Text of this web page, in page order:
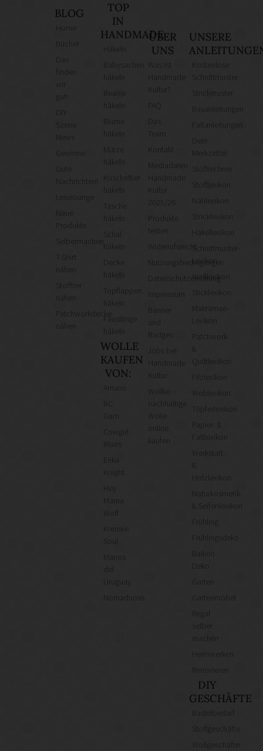
BLOG
finden
gut!
News
Gute
Nachrichten!
Leselounge
Neue
Produkte
Selbermachen
T-Shirt
Stofftier
Patchworkdecke
TOP
IN
HANDMADE
häkeln
häkeln
Mütze
häkeln
Kuscheltier
häkeln
Tasche
häkeln
häkeln
Topflappen
häkeln
Fäustlinge
häkeln
WOLLE
KAUFEN
VON:
Cowgirl
Knight
Mama
Wolf
Kremke
Manos
Uruguay
Nomadnoss
ÜBER
UNS
Was ist
Kultur?
Team
Kontakt
Mediadaten
Kultur
2025/26
Produkte
testen
Widerrufsrecht
Nutzungsbedingungen
Datenschutzerklärung
Kultur
Wollke –
nachhaltige
kaufen
UNSERE
Kostenlose
Schnittmuster
Strickmuster
Bauanleitungen
Faltanleitungen
Merkzettel
Stoffrechner
Stofflexikon
Nählexikon
Stricklexikon
Häkellexikon
Schnittmuster-
Lexikon
Wolllexikon
Sticklexikon
Makramee-
Lexikon
Patchwork-
&
Quiltlexikon
Weblexikon
Töpferlexikon
Papier- &
Faltlexikon
Werkstatt-
&
Holzlexikon
Naturkosmetik-
& Seifenlexikon
Frühling
Frühlingsdeko
Balkon
Deko
Garten
Gartenmöbel
Regal
Heimwerken
DIY
GESCHÄFTE
Bastelbedarf
Stoffgeschäfte
Wollgeschäfte